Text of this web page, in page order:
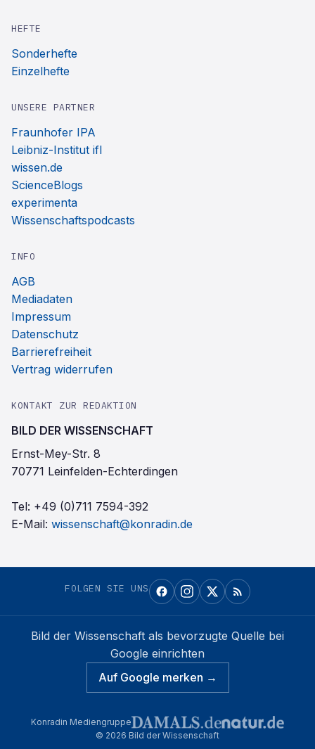
HEFTE
Sonderhefte
Einzelhefte
UNSERE PARTNER
Fraunhofer IPA
Leibniz-Institut ifl
wissen.de
ScienceBlogs
experimenta
Wissenschaftspodcasts
INFO
AGB
Mediadaten
Impressum
Datenschutz
Barrierefreiheit
Vertrag widerrufen
KONTAKT ZUR REDAKTION
BILD DER WISSENSCHAFT
Ernst-Mey-Str. 8
70771 Leinfelden-Echterdingen
Tel: +49 (0)711 7594-392
E-Mail: wissenschaft@konradin.de
FOLGEN SIE UNS
Bild der Wissenschaft als bevorzugte Quelle bei
Google einrichten
Auf Google merken →
Konradin Mediengruppe
© 2026 Bild der Wissenschaft